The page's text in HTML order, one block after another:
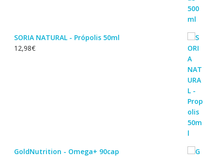
SORIA NATURAL - Própolis 50ml
12,98€
GoldNutrition - Omega+ 90cap